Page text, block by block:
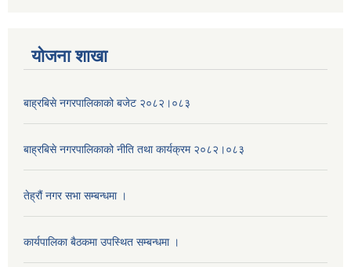
याेजना शाखा
बाह्रबिसे नगरपालिकाको बजेट २०८२।०८३
बाह्रबिसे नगरपालिकाको नीति तथा कार्यक्रम २०८२।०८३
तेह्रौं नगर सभा सम्बन्धमा ।
कार्यपालिका बैठकमा उपस्थित सम्बन्धमा ।